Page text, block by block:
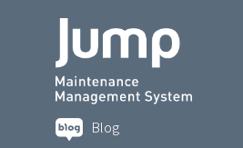
Blog